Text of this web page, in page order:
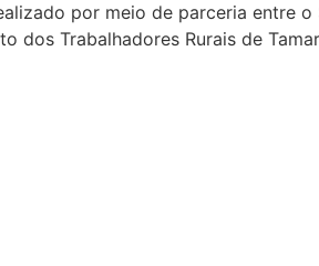
por meio de parceria entre
dos Trabalhadores Rurais de